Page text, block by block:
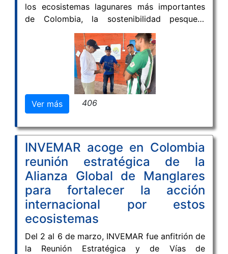
los ecosistemas lagunares más importantes
de Colombia, la sostenibilidad pesquera
empieza a construirse desde el diálogo entre
saberes. El pasado 13 de marzo, INVEMAR
lideró una jornada clave en la comunidad
palafítica de Buenavista, en el municipio de
Sitionuevo, donde pescadores artesanales y
científicos se sentaron a diseñar juntos un
modelo sostenible para la pesca de jaibas
(Callinectes spp.).
Ver más 406
INVEMAR acoge en Colombia
reunión estratégica de la
Alianza Global de Manglares
para fortalecer la acción
internacional por estos
ecosistemas
Del 2 al 6 de marzo, INVEMAR fue anfitrión de
la Reunión Estratégica y de Vías de